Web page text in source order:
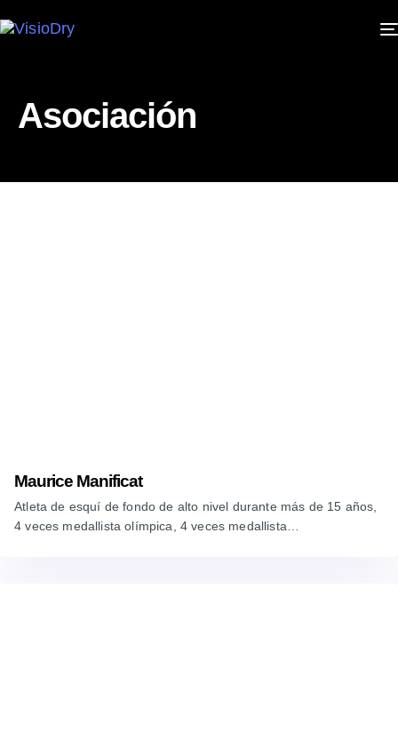
Asociación
Maurice Manificat
Atleta de esquí de fondo de alto nivel durante más de 15 años,
4 veces medallista olímpica, 4 veces medallista…